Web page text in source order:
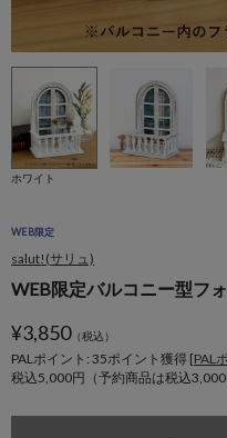
ホワイト
WEB限定
salut!(サリュ)
WEB限定バルコニー型フ
¥3,850（税込）
PALポイント: 35ポイント獲得 [PAL
税込5,000円（予約商品は税込